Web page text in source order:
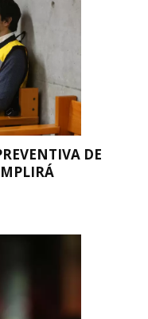
DE